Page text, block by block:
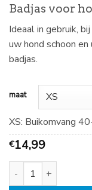
Badjas voor
Ideaal in gebruik,
uw hond schoon
badjas.
maat
XS: Buikomvang
€14,99
Badjas voor honden,